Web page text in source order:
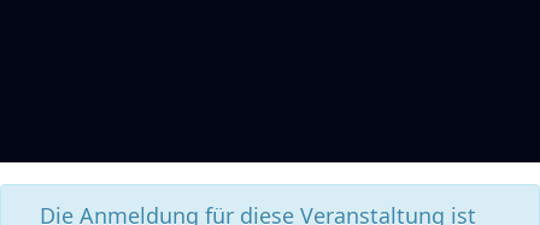
Die Anmeldung für diese Veranstaltung ist